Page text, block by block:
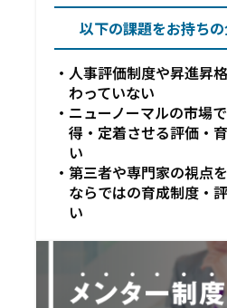
以下の課題をお持ち
人事評価制度や昇進昇
わっていない
ニューノーマルの市場
得・定着させる評価・
い
第三者や専門家の視点
ならではの育成制度・
い